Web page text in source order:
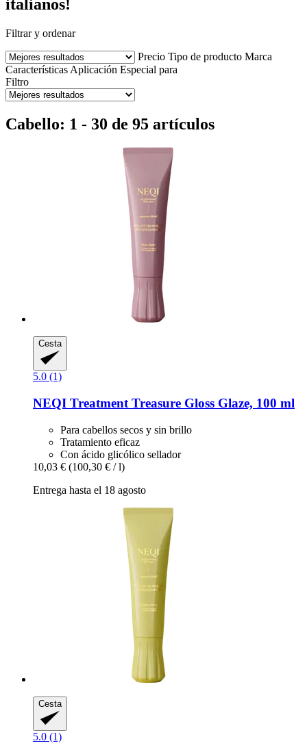
italianos!
Filtrar y ordenar
Precio Tipo de producto Marca
Características Aplicación Especial para
Filtro
Cabello: 1 - 30 de 95 artículos
Cesta
5.0 (1)
NEQI Treatment Treasure Gloss Glaze, 100 ml
Para cabellos secos y sin brillo
Tratamiento eficaz
Con ácido glicólico sellador
10,03 € (100,30 € / l)
Entrega hasta el 18 agosto
Cesta
5.0 (1)